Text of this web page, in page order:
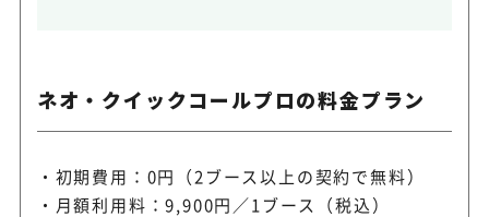
ネオ・クイックコールプロの料金プラン
初期費用：0円（2ブース以上の契約で無料）
月額利用料：9,900円／1ブース（税込）